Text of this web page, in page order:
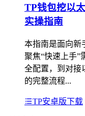
TP钱包挖以
实操指南
本指南是面向新
聚焦“快速上手”
全配置，到对接
的完整流程...
TP安卓版下载